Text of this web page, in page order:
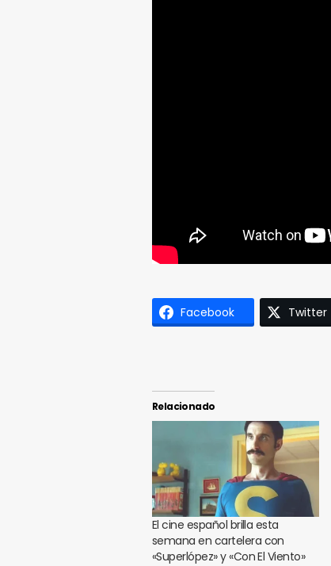
Facebook Twitter
Relacionado
El cine español brilla esta
semana en cartelera con
«Superlópez» y «Con El Viento»